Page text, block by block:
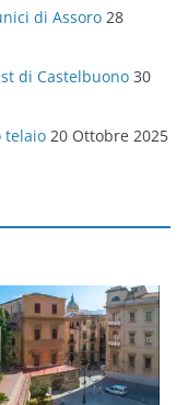
di Assoro 28
di Castelbuono 30
telaio 20 Ottobre 2025